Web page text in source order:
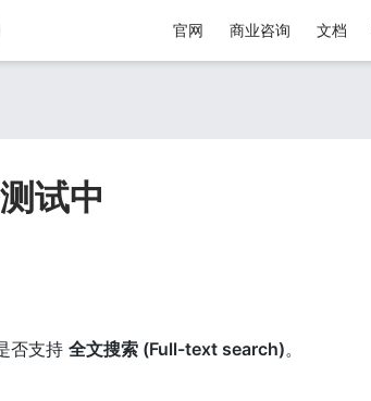
官网 商业咨询 文档
试中
否支持 全文搜索 (Full-text search)。